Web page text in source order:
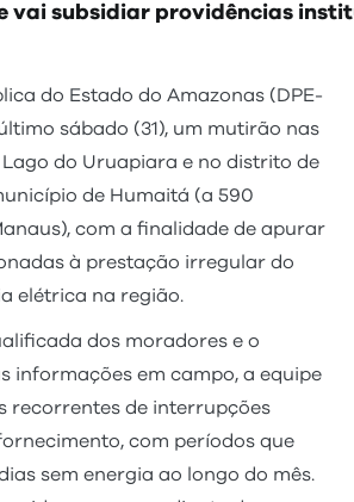
vai subsidiar providências
do Estado do Amazonas (DPE-
sábado (31), um mutirão nas
do Uruapiara e no distrito de
de Humaitá (a 590
com a finalidade de apurar
à prestação irregular do
elétrica na região.
dos moradores e o
informações em campo, a equipe
recorrentes de interrupções
com períodos que
sem energia ao longo do mês.